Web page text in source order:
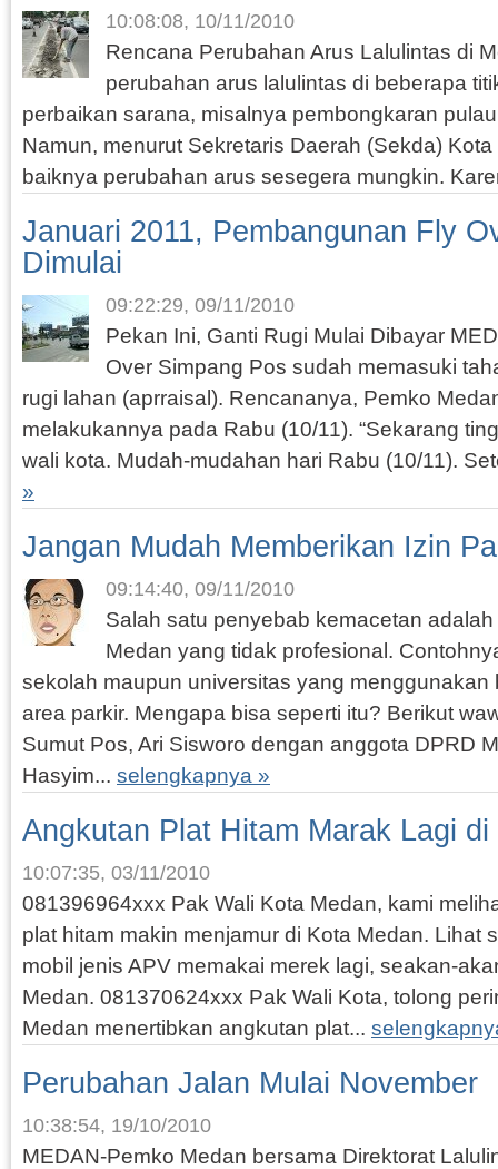
10:08:08, 10/11/2010
Rencana Perubahan Arus Lalulintas di
perubahan arus lalulintas di beberapa
perbaikan sarana, misalnya pembongkaran
Namun, menurut Sekretaris Daerah (Sekda)
baiknya perubahan arus sesegera mungkin.
Januari 2011, Pembangunan Fly
Dimulai
09:22:29, 09/11/2010
Pekan Ini, Ganti Rugi Mulai Dibayar
Over Simpang Pos sudah memasuki
rugi lahan (aprraisal). Rencananya, Pemko
melakukannya pada Rabu (10/11). “Sekarang
wali kota. Mudah-mudahan hari Rabu (10/11).
»
Jangan Mudah Memberikan Izin
09:14:40, 09/11/2010
Salah satu penyebab kemacetan
Medan yang tidak profesional.
sekolah maupun universitas yang menggunakan
area parkir. Mengapa bisa seperti itu? Berikut
Sumut Pos, Ari Sisworo dengan anggota DPRD
Hasyim... selengkapnya »
Angkutan Plat Hitam Marak Lagi di
10:07:35, 03/11/2010
081396964xxx Pak Wali Kota Medan, kami
plat hitam makin menjamur di Kota Medan. Lihat
mobil jenis APV memakai merek lagi, seakan-
Medan. 081370624xxx Pak Wali Kota, tolong
Medan menertibkan angkutan plat...
Perubahan Jalan Mulai November
10:38:54, 19/10/2010
MEDAN-Pemko Medan bersama Direktorat